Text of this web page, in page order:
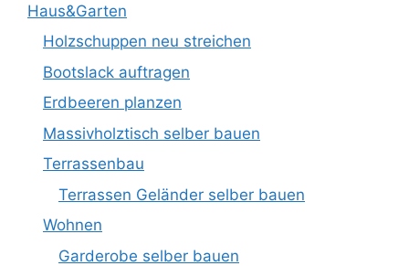
Haus&Garten
Holzschuppen neu streichen
Bootslack auftragen
Erdbeeren planzen
Massivholztisch selber bauen
Terrassenbau
Terrassen Geländer selber bauen
Wohnen
Garderobe selber bauen